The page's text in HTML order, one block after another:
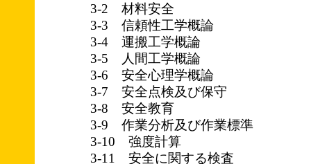
3-2 材料安全
3-3 信頼性工学概論
3-4 運搬工学概論
3-5 人間工学概論
3-6 安全心理学概論
3-7 安全点検及び保守
3-8 安全教育
3-9 作業分析及び作業標準
3-10 強度計算
3-11 安全に関する検査